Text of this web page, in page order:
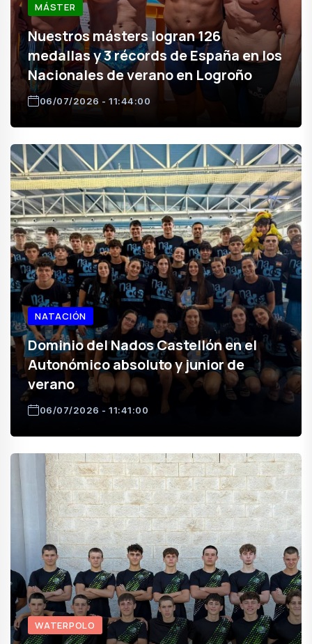
MÁSTER
Nuestros másters logran 126
medallas y 3 récords de España en los
Nacionales de verano en Logroño
06/07/2026 - 11:44:00
NATACIÓN
Dominio del Nados Castellón en el
Autonómico absoluto y junior de
verano
06/07/2026 - 11:41:00
WATERPOLO